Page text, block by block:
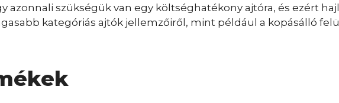
azonnali szükségük van egy költséghatékony ajtóra, és ezért
kategóriás ajtók jellemzőiről, mint például a kopásálló